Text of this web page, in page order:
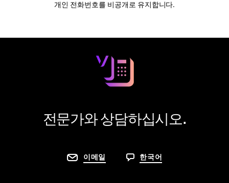
개인 전화번호를 비공개로 유지합니다.
전문가와 상담하십시오.
이메일 한국어